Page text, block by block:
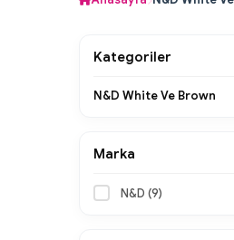
Kategoriler
N&D White Ve Brown
Marka
N&D (9)